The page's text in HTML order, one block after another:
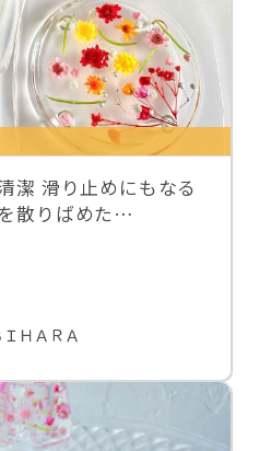
潔 滑り止めにもなる
散りばめた…
ＨＡＲＡ